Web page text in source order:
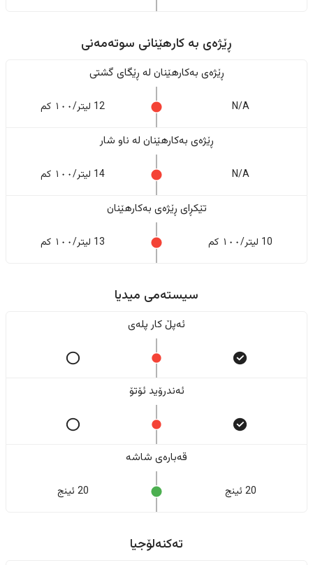
ڕێژەى به کارهێنانی سوتەمەنی
ڕێژەى بەکارهێنان له ڕێگای گشتی
N/A 12 لیتر/١٠٠ کم
ڕێژەى بەکارهێنان له ناو شار
N/A 14 لیتر/١٠٠ کم
تێکڕای ڕێژەى بەکارهێنان
10 لیتر/١٠٠ کم 13 لیتر/١٠٠ کم
سیستەمی میدیا
ئەپڵ کار پلەی
ئەندرۆید ئۆتۆ
قەبارەی شاشە
20 ئینج 20 ئینج
تەکنەلۆجیا